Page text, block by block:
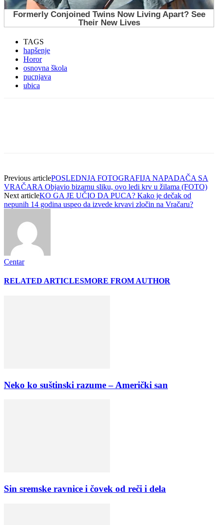
TAGS
hapšenje
Horor
osnovna škola
pucnjava
ubica
Previous articlePOSLEDNJA FOTOGRAFIJA NAPADAČA SA
VRAČARA Objavio bizarnu sliku, ovo ledi krv u žilama (FOTO)
Next articleKO GA JE UČIO DA PUCA? Kako je dečak od
nepunih 14 godina uspeo da izvede krvavi zločin na Vračaru?
Centar
RELATED ARTICLESMORE FROM AUTHOR
Neko ko suštinski razume – Američki san
Sin sremske ravnice i čovek od reči i dela